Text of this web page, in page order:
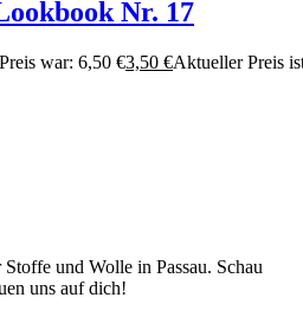
Nr. 17
war: 6,50 €3,50 €Aktueller Preis
und Wolle in Passau. Schau
uns auf dich!